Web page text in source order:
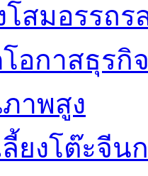
โสมอรรถ
โอกาสธุรกิ
าพสูง
ลี้ยงโต๊ะจี